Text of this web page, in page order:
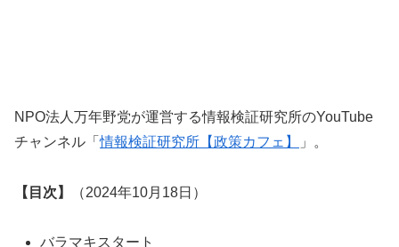
NPO法人万年野党が運営する情報検証研究所のYouTube
チャンネル「情報検証研究所【政策カフェ】 」。
【目次】 （2024年10月18日）
バラマキスタート